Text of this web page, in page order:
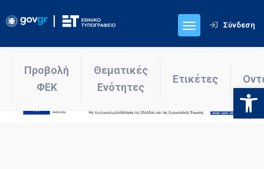
Σύνδεση
Προβολή
ΦΕΚ
Θεματικές
Ενότητες
Ετικέτες